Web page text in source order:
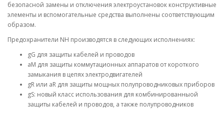
безопасной замены и отключения электроустановок конструктивные
элементы и вспомогательные средства выполнены соответствующим
образом.
Предохранители NH производятся в следующих исполнениях:
gG для защиты кабелей и проводов
aM для защиты коммутационных аппаратов от короткого
замыкания в цепях электродвигателей
gR или aR для защиты мощных полупроводниковых приборов
gS: новый класс использования для комбинированныой
защиты кабелей и проводов, а также полупроводников